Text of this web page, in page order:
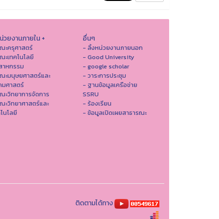
วยงานภายใน +
ะครุศาสตร์
ะเทคโนโลยี
หกรรม
ะมนุษยศาสตร์และ
มศาสตร์
ะวิทยาการจัดการ
ะวิทยาศาสตร์และ
นโลยี
อื่นๆ
- ลิ้งหน่วยงานภายนอก
- Good University
- google scholar
- วาระการประชุม
- ฐานข้อมูลเครือข่าย
SSRU
- ร้องเรียน
- ข้อมูลเปิดเผยสาธารณะ
ติดตามได้ทาง